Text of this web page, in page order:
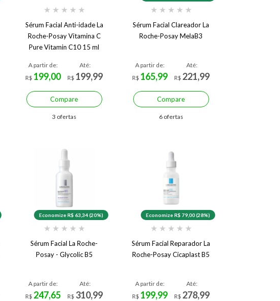
★ ★ ★ ★ ★
Sérum Facial Anti-idade La
Roche-Posay Vitamina C
Pure Vitamin C10 15 ml
A partir de:
R$ 199,00
Até:
R$ 199,99
Compare
3 ofertas
★ ★ ★ ★ ★
Sérum Facial Clareador La
Roche-Posay MelaB3
A partir de:
R$ 165,99
Até:
R$ 221,99
Compare
6 ofertas
Economize R$ 63,34 (20%)
★ ★ ★ ★ ★
Sérum Facial La Roche-
Posay - Glycolic B5
A partir de:
R$ 247,65
Até:
R$ 310,99
Economize R$ 79,00 (28%)
★ ★ ★ ★ ★
Sérum Facial Reparador La
Roche-Posay Cicaplast B5
A partir de:
R$ 199,99
Até:
R$ 278,99